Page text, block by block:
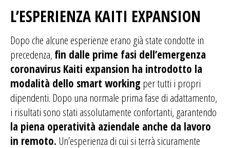
L’ESPERIENZA KAITI EXPANSION
Dopo che alcune esperienze erano già state condotte in
precedenza, fin dalle prime fasi dell’emergenza
coronavirus Kaiti expansion ha introdotto la
modalità dello smart working per tutti i propri
dipendenti. Dopo una normale prima fase di adattamento,
i risultati sono stati assolutamente confortanti, garantendo
la piena operatività aziendale anche da lavoro
in remoto. Un’esperienza di cui si terrà sicuramente